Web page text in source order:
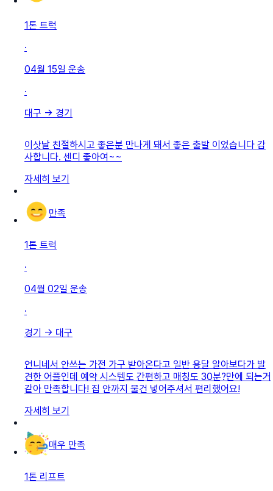
1톤 트럭
·
04월 15일 운송
·
대구 → 경기
이삿날 친절하시고 좋은분 만나게 돼서 좋은 출발 이었습니다 감
사합니다. 센디 좋아여~~
자세히 보기
만족
1톤 트럭
·
04월 02일 운송
·
경기 → 대구
언니네서 안쓰는 가전 가구 받아온다고 일반 용달 알아보다가 발
견한 어플인데 예약 시스템도 간편하고 매칭도 30분?만에 되는거
같아 만족합니다! 집 안까지 물건 넣어주셔서 편리했어요!
자세히 보기
매우 만족
1톤 리프트